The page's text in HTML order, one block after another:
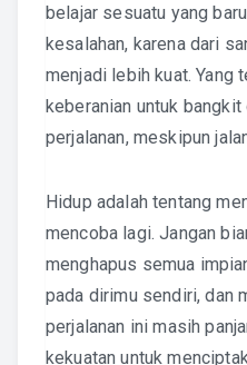
belajar sesuatu yang
kesalahan, karena dari
menjadi lebih kuat. Yang
keberanian untuk bangkit
perjalanan, meskipun
Hidup adalah tentang
mencoba lagi. Jangan
menghapus semua
pada dirimu sendiri, dan
perjalanan ini masih
kekuatan untuk